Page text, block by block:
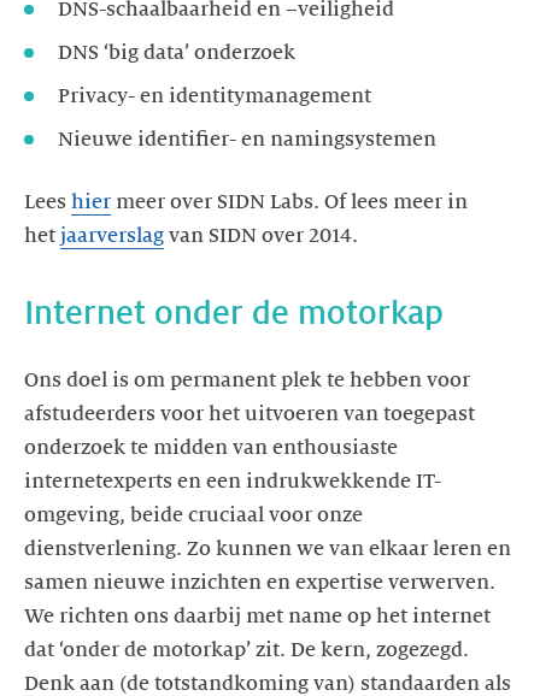
DNS-schaalbaarheid en –veiligheid
DNS ‘big data’ onderzoek
Privacy- en identitymanagement
Nieuwe identifier- en namingsystemen
Lees hier meer over SIDN Labs. Of lees meer in
het jaarverslag van SIDN over 2014.
Internet onder de motorkap
Ons doel is om permanent plek te hebben voor
afstudeerders voor het uitvoeren van toegepast
onderzoek te midden van enthousiaste
internetexperts en een indrukwekkende IT-
omgeving, beide cruciaal voor onze
dienstverlening. Zo kunnen we van elkaar leren en
samen nieuwe inzichten en expertise verwerven.
We richten ons daarbij met name op het internet
dat ‘onder de motorkap’ zit. De kern, zogezegd.
Denk aan (de totstandkoming van) standaarden als